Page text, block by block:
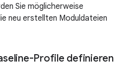
Sie möglicherweise
neu erstellten Moduldateien
Profile definieren